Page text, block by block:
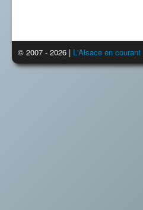
© 2007 - 2026 | L'Alsace en courant